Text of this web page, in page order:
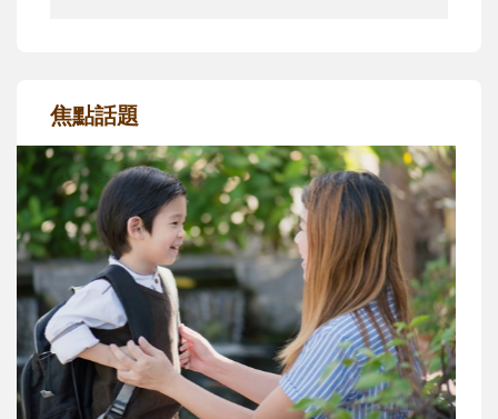
焦點話題
和孩子一起長大的那個男人│讀懂父親的
不同模樣
沒有人天生就擅長當爸爸！男人總是在一次
次「前所未有」的體驗中，跟著孩子一起長
大。從給予安全感的肢體遊戲，到獨立自
主、角色認同及解決問題的能力養成。爸爸
正嘗試用不同的模樣，參與孩子每個重要的